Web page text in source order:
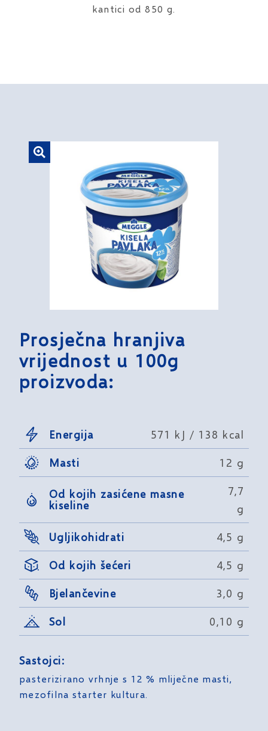
kantici od 850 g.
Prosječna hranjiva
vrijednost u 100g
proizvoda:
Energija 571 kJ / 138 kcal
Masti 12 g
Od kojih zasićene masne
kiseline
7,7
g
Ugljikohidrati 4,5 g
Od kojih šećeri 4,5 g
Bjelančevine 3,0 g
Sol 0,10 g
Sastojci:
pasterizirano vrhnje s 12 % mliječne masti,
mezofilna starter kultura.